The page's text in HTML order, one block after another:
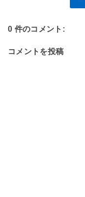
0 件のコメント:
コメントを投稿